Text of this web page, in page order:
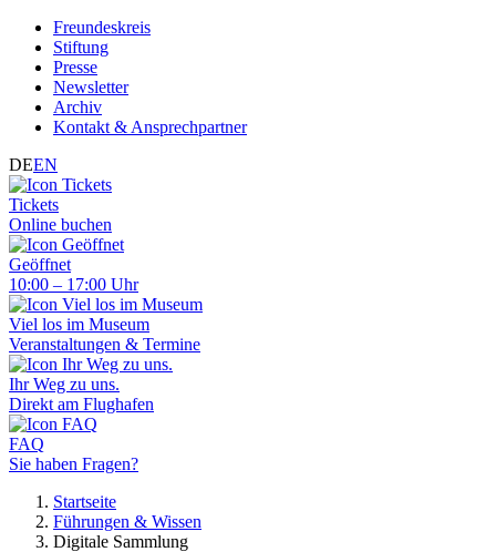
Freundeskreis
Stiftung
Presse
Newsletter
Archiv
Kontakt & Ansprechpartner
DEEN
Tickets
Online buchen
Geöffnet
10:00 – 17:00 Uhr
Viel los im Museum
Veranstaltungen & Termine
Ihr Weg zu uns.
Direkt am Flughafen
FAQ
Sie haben Fragen?
Startseite
Führungen & Wissen
Digitale Sammlung